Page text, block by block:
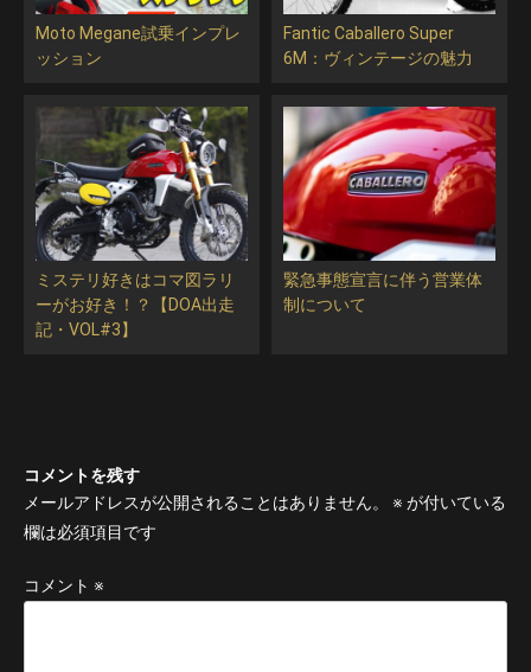
Moto Megane試乗インプレ
ッション
Fantic Caballero Super
6M：ヴィンテージの魅力
ミステリ好きはコマ図ラリ
ーがお好き！？【DOA出走
記・VOL#3】
緊急事態宣言に伴う営業体
制について
コメントを残す
メールアドレスが公開されることはありません。
※ が付いている
欄は必須項目です
コメント ※